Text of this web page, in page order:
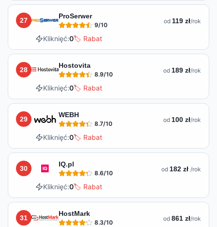
27
ProSerwer
9/10 od 119 zł/rok
Kliknięć:0🏷️ Rabat
28
Hostovita
8.9/10 od 189 zł/rok
Kliknięć:0🏷️ Rabat
29
WEBH
8.7/10 od 100 zł/rok
Kliknięć:0🏷️ Rabat
30
IQ.pl
8.6/10 od 182 zł /rok
Kliknięć:0🏷️ Rabat
31
HostMark
8.3/10 od 861 zł/rok